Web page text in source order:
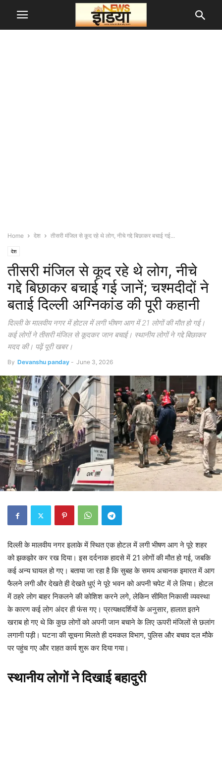
Home देश तीसरी मंजिल से कूद रहे थे लोग, नीचे गद्दे बिछाकर बचाई गई...
देश
तीसरी मंजिल से कूद रहे थे लोग, नीचे
गद्दे बिछाकर बचाई गई जानें; चश्मदीदों ने
बताई दिल्ली अग्निकांड की पूरी कहानी
दिल्ली के मालवीय नगर में होटल में लगी भीषण आग में 21 लोगों की मौत हो गई।
कई लोगों ने तीसरी मंजिल से कूदकर जान बचाई। स्थानीय लोगों ने गद्दे बिछाकर
मदद की। पढ़ें पूरी खबर।
By Devanshu panday - June 3, 2026
दिल्ली के मालवीय नगर इलाके में स्थित एक होटल में लगी भीषण आग ने पूरे शहर
को झकझोर कर रख दिया। इस दर्दनाक हादसे में 21 लोगों की मौत हो गई, जबकि
कई अन्य घायल हो गए। बताया जा रहा है कि सुबह के समय अचानक इमारत में आग
फैलने लगी और देखते ही देखते धुएं ने पूरे भवन को अपनी चपेट में ले लिया। होटल
में ठहरे लोग बाहर निकलने की कोशिश करने लगे, लेकिन सीमित निकासी व्यवस्था
के कारण कई लोग अंदर ही फंस गए। प्रत्यक्षदर्शियों के अनुसार, हालात इतने
खराब हो गए थे कि कुछ लोगों को अपनी जान बचाने के लिए ऊपरी मंजिलों से छलांग
लगानी पड़ी। घटना की सूचना मिलते ही दमकल विभाग, पुलिस और बचाव दल मौके
पर पहुंच गए और राहत कार्य शुरू कर दिया गया।
स्थानीय लोगों ने दिखाई बहादुरी